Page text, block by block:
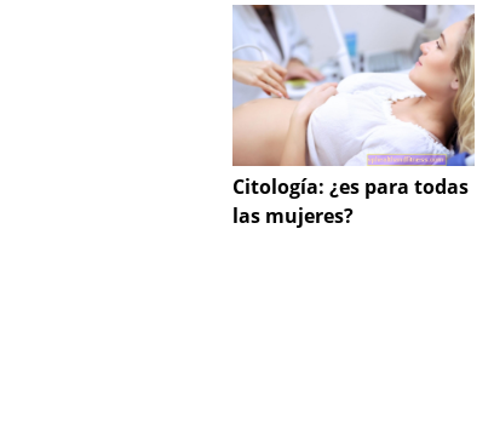
Citología: ¿es para todas
las mujeres?